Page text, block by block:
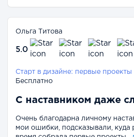
Ольга Титова
5.0
Старт в дизайне: первые
Бесплатно
С наставником даже
Очень благодарна личному
мои ошибки, подсказывали, куда